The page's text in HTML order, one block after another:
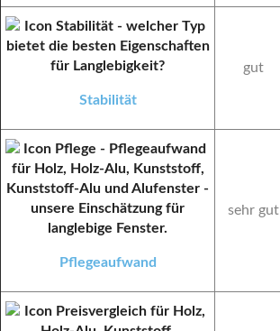
Stabilität
gut
Pflegeaufwand
sehr gut